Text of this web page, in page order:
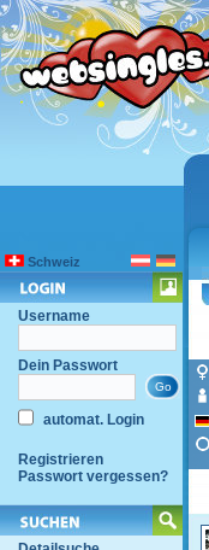
Schweiz
Username
Dein Passwort
automat. Login
Registrieren
Passwort vergessen?